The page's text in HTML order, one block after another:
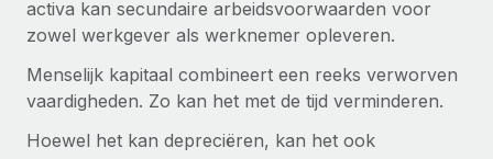
Phiture, een toonaangevende leider in de wereldwijde
Meer informatie
activa kan secundaire arbeidsvoorwaarden voor
zowel werkgever als werknemer opleveren.
Menselijk kapitaal combineert een reeks verworven
vaardigheden. Zo kan het met de tijd verminderen.
Hoewel het kan depreciëren, kan het ook